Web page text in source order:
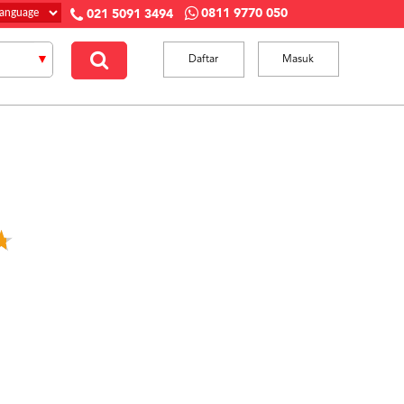
021 5091 3494 0811 9770 050
Masuk
Daftar